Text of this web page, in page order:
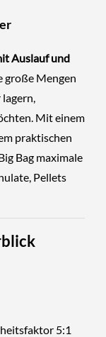
Auslauf und
große Mengen
Mit einem
praktischen
Bag maximale
Pellets
5:1